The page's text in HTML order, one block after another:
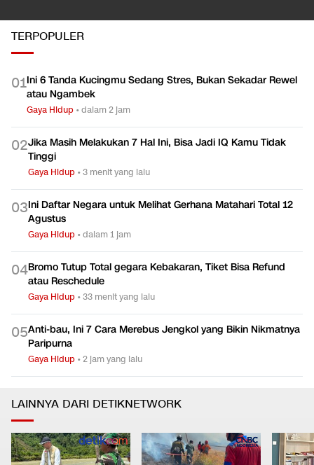
TERPOPULER
01Ini 6 Tanda Kucingmu Sedang Stres, Bukan Sekadar Rewel
atau Ngambek
Gaya Hidup •dalam 2 jam
02Jika Masih Melakukan 7 Hal Ini, Bisa Jadi IQ Kamu Tidak
Tinggi
Gaya Hidup •3 menit yang lalu
03Ini Daftar Negara untuk Melihat Gerhana Matahari Total 12
Agustus
Gaya Hidup •dalam 1 jam
04Bromo Tutup Total gegara Kebakaran, Tiket Bisa Refund
atau Reschedule
Gaya Hidup •33 menit yang lalu
05Anti-bau, Ini 7 Cara Merebus Jengkol yang Bikin Nikmatnya
Paripurna
Gaya Hidup •2 jam yang lalu
LAINNYA DARI DETIKNETWORK